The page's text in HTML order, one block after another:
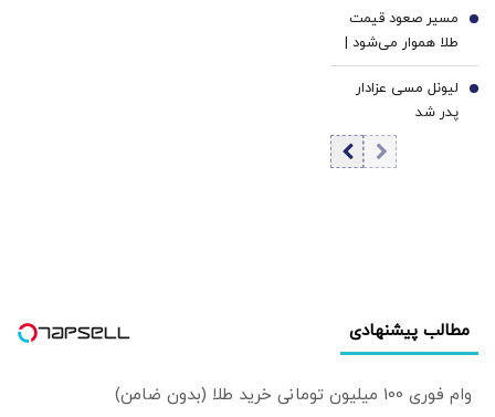
نیست اما...شد
مسیر صعود قیمت
طلا هموار می‌شود |
تورم، دلار و ریسک
رکود؛ سه محرک
احتمالی موج بعدی
افزایش قیمت طلا |
فشار نرخ‌های بهره
6
لیونل مسی عزادار
پدر شد
7
مطالب پیشنهادی
وام فوری 100 میلیون تومانی خرید طلا (بدون ضامن)